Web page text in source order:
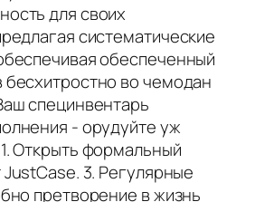
для своих
систематические
обеспеченный
во чемодан
специнвентарь
- орудуйте уж
Открыть формальный
3. Регулярные
претворение в жизнь